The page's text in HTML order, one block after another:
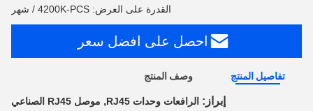
القدرة على العرض: 4200K-PCS / شهر
احصل على افضل سعر
تفاصيل المنتج وصف المنتج
إبراز: الرافعات وحدات RJ45 , موصل RJ45 الصناعي